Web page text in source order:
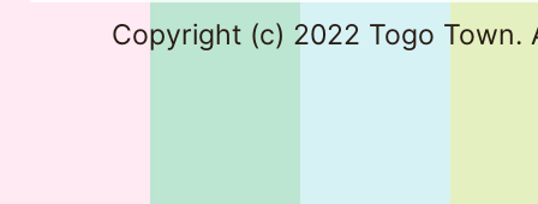
Copyright (c) 2022 Togo Town.